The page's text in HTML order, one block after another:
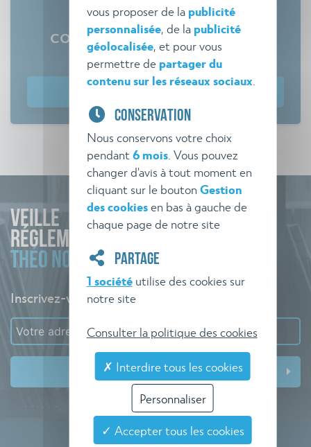
Tout savoir sur les
commissions de sécurité
Comment gagner en efficacité ?
VEILLE
RÉGLEMENTAIRE
THÉO NORME
Inscrivez-vous à l'alerte pour rester informé
vous proposer de la publicité
personnalisée, de la publicité
géolocalisée, et pour vous
permettre de partager du
contenu sur les réseaux sociaux.
CONSERVATION
Nous conservons votre choix
pendant 6 mois. Vous pouvez
changer d'avis à tout moment en
cliquant sur le bouton Gestion
des cookiesen bas à gauche de
chaque page de notre site
PARTAGE
1 sociétéutilise des cookies sur
notre site
Consulter la politique des cookies
✗ Interdire tous les cookies
Personnaliser
✓ Accepter tous les cookies